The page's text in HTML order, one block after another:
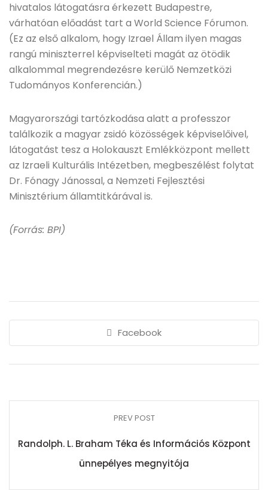
hivatalos látogatásra érkezett Budapestre,
várhatóan előadást tart a World Science Fórumon.
(Ez az első alkalom, hogy Izrael Állam ilyen magas
rangú miniszterrel képviselteti magát az ötödik
alkalommal megrendezésre kerülő Nemzetközi
Tudományos Konferencián.)
Magyarországi tartózkodása alatt a professzor
találkozik a magyar zsidó közösségek képviselőivel,
látogatást tesz a Holokauszt Emlékközpont mellett
az Izraeli Kulturális Intézetben, megbeszélést folytat
Dr. Fónagy Jánossal, a Nemzeti Fejlesztési
Minisztérium államtitkárával is.
(Forrás: BPI)
Facebook
PREV POST
Randolph. L. Braham Téka és Információs Központ
ünnepélyes megnyitója